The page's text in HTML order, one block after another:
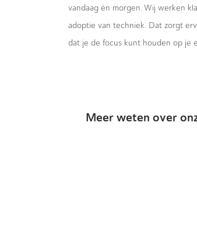
vandaag én morgen. Wij werken
adoptie van techniek. Dat zorgt
dat je de focus kunt houden op je
Meer weten over